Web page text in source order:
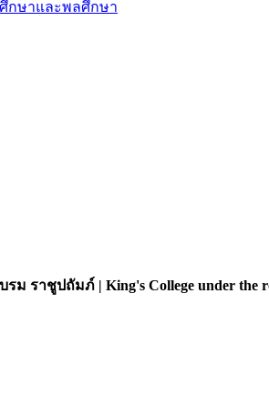
กษาและพลศึกษา
ม ราชูปถัมภ์ | King's College under the